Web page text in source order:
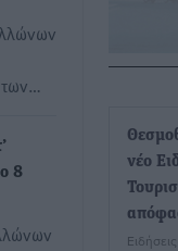
8
νέο
Ειδήσεις